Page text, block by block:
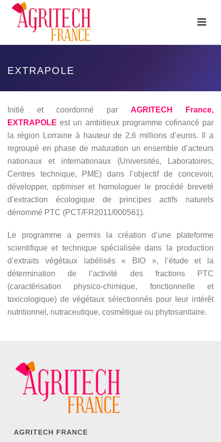
EXTRAPOLE
Initié et coordonné par AGRITECH France,
EXTRAPOLE est un ambitieux programme cofinancé par
la région Lorraine à hauteur de 2,6 millions d’euros. Il a
regroupé en phase de maturation un ensemble d’acteurs
nationaux et internationaux (Universités, Laboratoires,
Centres technique, PME) dans l’objectif de concevoir,
développer, optimiser et homologuer le procédé breveté
d’extraction écologique de principes actifs naturels
dénommé PTC (PCT/FR2011/000561).
Le programme a permis la création d’une plateforme
scientifique et technique spécialisée dans la production
d’extraits végétaux labélisés « BIO », l’étude et la
détermination de l’activité des fractions PTC
(caractérisation physico-chimique, fonctionnelle et
toxicologique) de végétaux sélectionnés pour leur intérêt
nutritionnel, nutraceutique, cosmétique ou phytosanitaire.
AGRITECH FRANCE